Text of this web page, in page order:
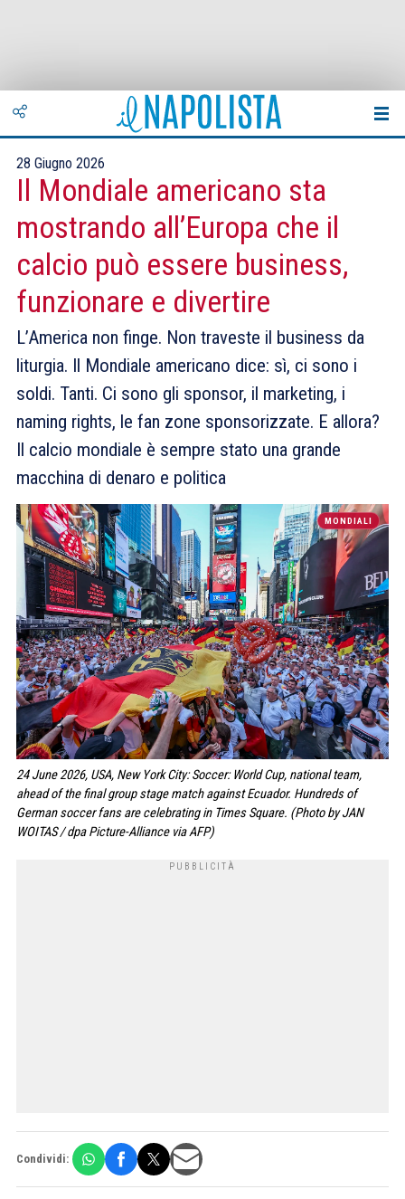
28 Giugno 2026
Il Mondiale americano sta
mostrando all’Europa che il
calcio può essere business,
funzionare e divertire
L’America non finge. Non traveste il business da
liturgia. Il Mondiale americano dice: sì, ci sono i
soldi. Tanti. Ci sono gli sponsor, il marketing, i
naming rights, le fan zone sponsorizzate. E allora?
Il calcio mondiale è sempre stato una grande
macchina di denaro e politica
MONDIALI
24 June 2026, USA, New York City: Soccer: World Cup, national team,
ahead of the final group stage match against Ecuador. Hundreds of
German soccer fans are celebrating in Times Square. (Photo by JAN
WOITAS / dpa Picture-Alliance via AFP)
Condividi: